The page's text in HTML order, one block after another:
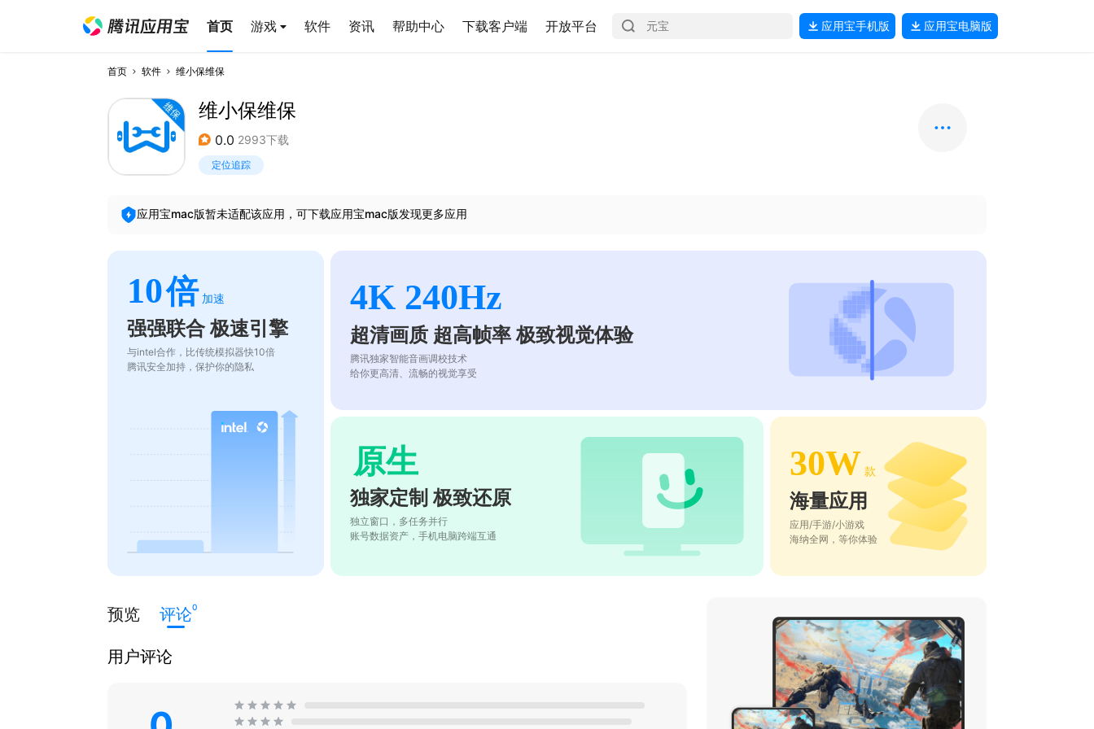
首页 游戏 软件 资讯 帮助中心 下载客户端 开放平台 应用宝手机版 应用宝电脑版
首页 软件 维小保维保
维小保维保
0.0 2993下载
定位追踪
应用宝mac版暂未适配该应用，可下载应用宝mac版发现更多应用
10倍 加速
强强联合 极速引擎
与intel合作，比传统模拟器快10倍
腾讯安全加持，保护你的隐私
4K 240Hz
超清画质 超高帧率 极致视觉体验
腾讯独家智能音画调校技术
给你更高清、流畅的视觉享受
原生
独家定制 极致还原
独立窗口，多任务并行
账号数据资产，手机电脑跨端互通
30W 款
海量应用
应用/手游/小游戏
海纳全网，等你体验
预览 评论0
用户评论